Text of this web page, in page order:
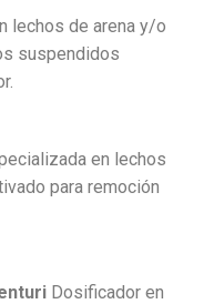
lechos de arena y/o
suspendidos
en lechos
para remoción
Dosificador en